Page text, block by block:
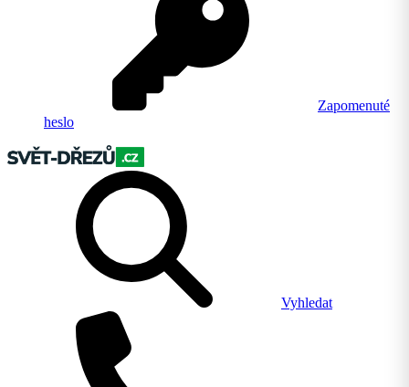
Zapomenuté
heslo
Vyhledat